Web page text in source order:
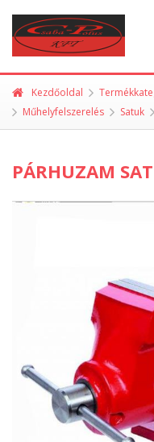
Kezdőoldal
Műhelyfelszerelés
Satuk
PÁRHUZAM